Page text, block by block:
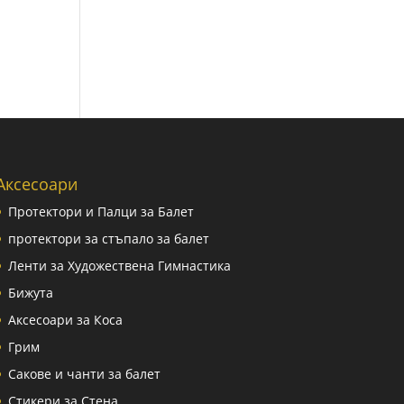
Протектори и Палци за Балет
протектори за стъпало за балет
Ленти за Художествена Гимнастика
Бижута
Аксесоари за Коса
Грим
Сакове и чанти за балет